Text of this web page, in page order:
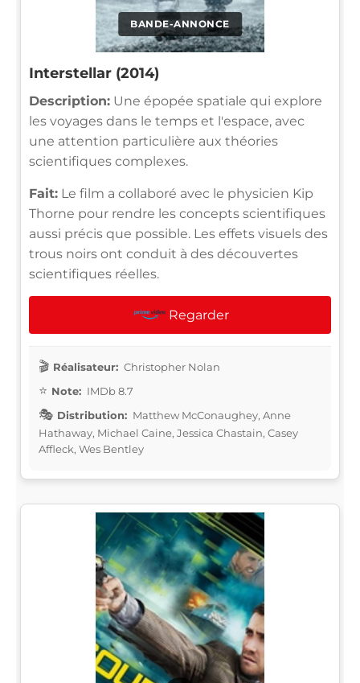
BANDE-ANNONCE
Interstellar (2014)
Description: Une épopée spatiale qui explore
les voyages dans le temps et l'espace, avec
une attention particulière aux théories
scientifiques complexes.
Fait: Le film a collaboré avec le physicien Kip
Thorne pour rendre les concepts scientifiques
aussi précis que possible. Les effets visuels des
trous noirs ont conduit à des découvertes
scientifiques réelles.
Regarder
Réalisateur: Christopher Nolan
Note: IMDb 8.7
Distribution: Matthew McConaughey, Anne
Hathaway, Michael Caine, Jessica Chastain, Casey
Affleck, Wes Bentley